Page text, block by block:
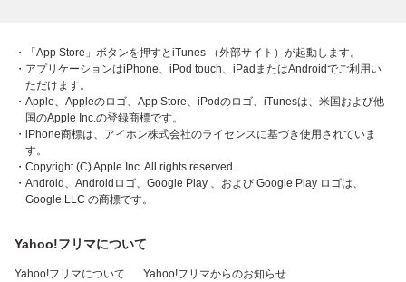
・「App Store」ボタンを押すとiTunes （外部サイト）が起動します。
・アプリケーションはiPhone、iPod touch、iPadまたはAndroidでご利用い
ただけます。
・Apple、Appleのロゴ、App Store、iPodのロゴ、iTunesは、米国および他
国のApple Inc.の登録商標です。
・iPhone商標は、アイホン株式会社のライセンスに基づき使用されていま
す。
・Copyright (C) Apple Inc. All rights reserved.
・Android、Androidロゴ、Google Play 、および Google Play ロゴは、
Google LLC の商標です。
Yahoo!フリマについて
Yahoo!フリマについて Yahoo!フリマからのお知らせ